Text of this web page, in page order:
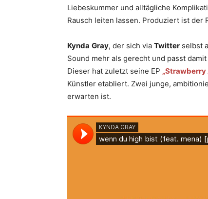
Liebeskummer und alltägliche
Rausch leiten lassen. Produziert ist der
Kynda Gray, der sich via Twitter selbst
Sound mehr als gerecht und passt
Dieser hat zuletzt seine EP „Strawberry
Künstler etabliert. Zwei junge,
erwarten ist.